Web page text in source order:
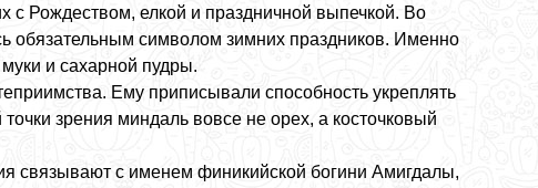
Рождеством, елкой и праздничной выпечкой. Во
обязательным символом зимних праздников. Именно
и сахарной пудры.
Ему приписывали способность укреплять
зрения миндаль вовсе не орех, а косточковый
связывают с именем финикийской богини Амигдалы,